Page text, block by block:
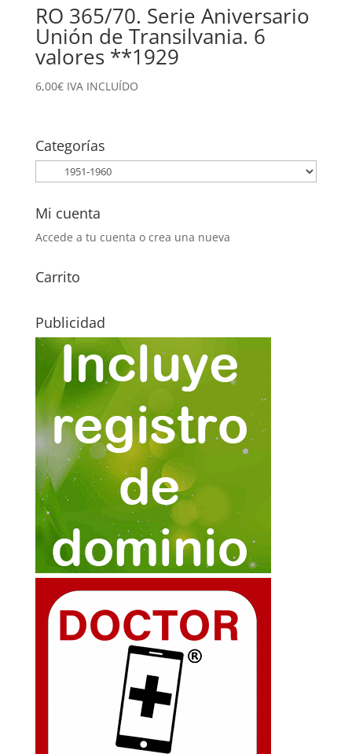
RO 365/70. Serie Aniversario
Unión de Transilvania. 6
valores **1929
6,00€ IVA INCLUÍDO
Categorías
Mi cuenta
Accede a tu cuenta o crea una nueva
Carrito
Publicidad